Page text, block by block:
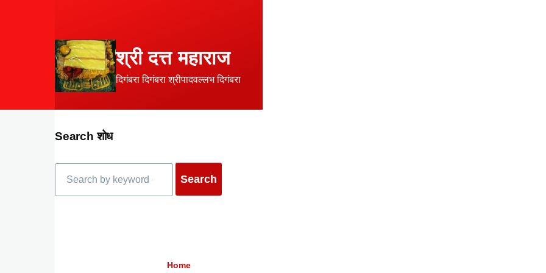
श्री दत्त महाराज
दिगंबरा दिगंबरा श्रीपादवल्लभ दिगंबरा
Search शोध
Breadcrumb
Home